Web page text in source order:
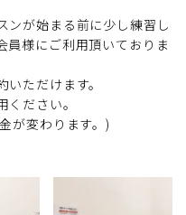
ンが始まる前に少し練習し
員様にご利用頂いておりま
ただけます。
ださい。
が変わります。)